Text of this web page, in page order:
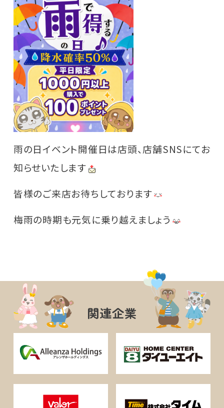
雨の日イベント開催日は店頭、店舗SNSにてお
知らせいたします
皆様のご来店お待ちしております
梅雨の時期も元気に乗り越えましょう
関連企業